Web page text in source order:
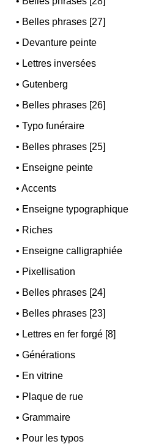
• Belles phrases [27]
• Devanture peinte
• Lettres inversées
•Gutenberg
• Belles phrases [26]
•Typo funéraire
• Belles phrases [25]
• Enseigne peinte
•Accents
• Enseigne typographique
• Riches
• Enseigne calligraphiée
• Pixellisation
• Belles phrases [24]
• Belles phrases [23]
• Lettres en fer forgé [8]
•Générations
• En vitrine
• Plaque de rue
•Grammaire
• Pour les typos